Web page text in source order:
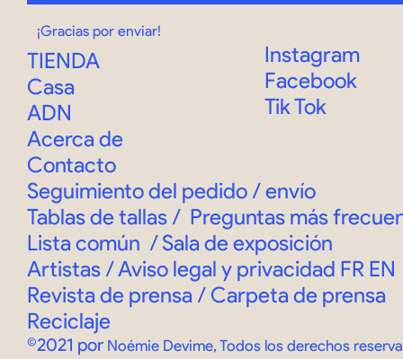
TIENDA
Casa
ADN
Acerca de
Contacto
Instagram
Facebook
Tik Tok
©2021 por Noémie Devime, Todos los derechos
¡Gracias por enviar!
Seguimiento del pedido /envío
Tablas de tallas / Preguntas más
Lista común /Sala de exposición
Artistas / Aviso legal y privacidad FR EN
Revista de prensa / Carpeta de prensa
Reciclaje